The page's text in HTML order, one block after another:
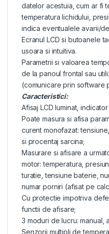
datelor acestuia, cum ar fi
temperatura lichidului,
indica eventualele avarii/
Ecranul LCD si butoanele
usoara si intuitiva.
Parametrii si valoarea
de la panoul frontal sau
(comunicare prin software
Caracteristici:
Afisaj LCD luminat,
Poate masura si afisa
curent monofazat:
si procentaj sarcina;
Masurare si afisare a
motor: temperatura,
turatie, tensiune baterie,
numar porniri (afisat pe
Cu protectie impotriva
functii de afisare;
3 moduri de lucru: manual,
Senzorii multipli de